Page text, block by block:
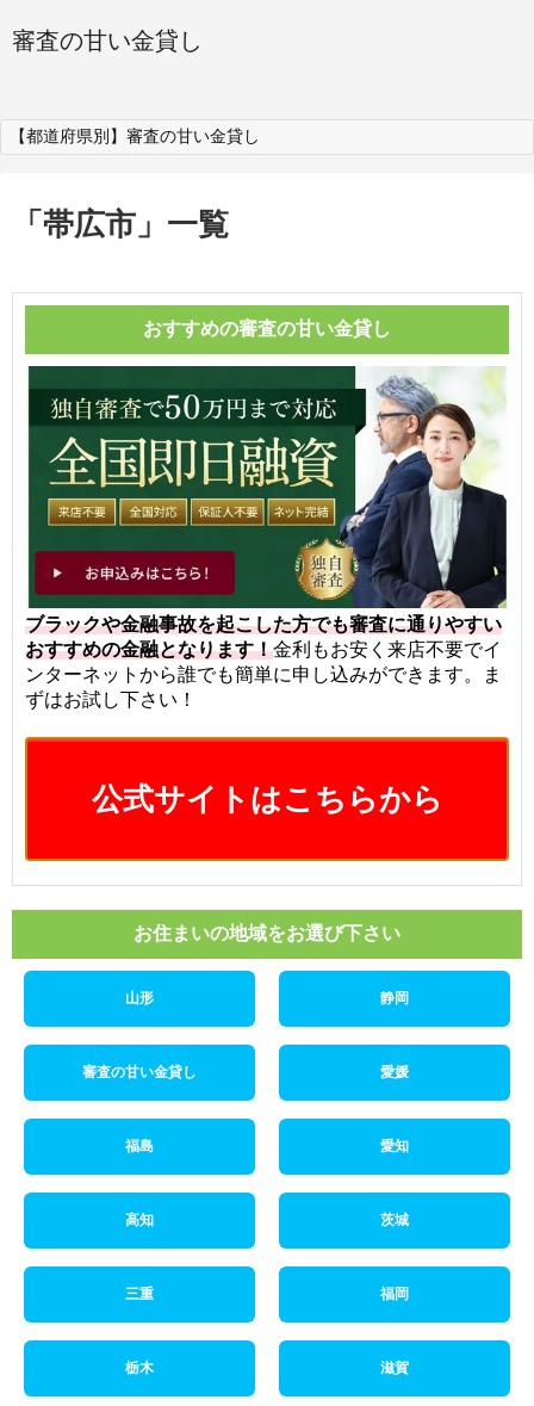
審査の甘い金貸し
【都道府県別】審査の甘い金貸し
「 帯広市 」 一覧
おすすめの審査の甘い金貸し
ブラックや金融事故を起こした方でも審査に通りやすい
おすすめの金融となります！金利もお安く来店不要でイ
ンターネットから誰でも簡単に申し込みができます。ま
ずはお試し下さい！
公式サイトはこちらから
お住まいの地域をお選び下さい
山形 静岡
審査の甘い金貸し 愛媛
福島 愛知
高知 茨城
三重 福岡
栃木 滋賀